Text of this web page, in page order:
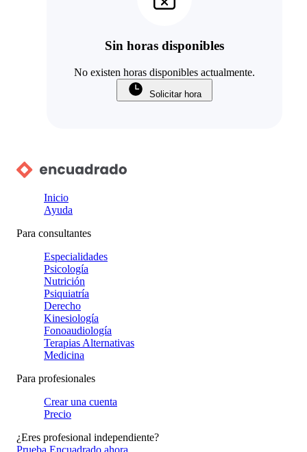
Sin horas disponibles
No existen horas disponibles actualmente.
Solicitar hora
Inicio
Ayuda
Para consultantes
Especialidades
Psicología
Nutrición
Psiquiatría
Derecho
Kinesiología
Fonoaudiología
Terapias Alternativas
Medicina
Para profesionales
Crear una cuenta
Precio
¿Eres profesional independiente?